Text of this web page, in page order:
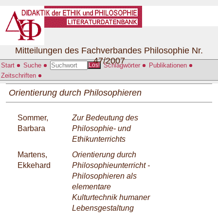
Start Suche Los! Schlagwörter
Publikationen
Zeitschriften
Mitteilungen des Fachverbandes Philosophie Nr.
47/2007
Orientierung durch Philosophieren
Sommer,
Barbara
Zur Bedeutung des
Philosophie- und
Ethikunterrichts
Martens,
Ekkehard
Orientierung durch
Philosophieunterricht -
Philosophieren als
elementare
Kulturtechnik humaner
Lebensgestaltung